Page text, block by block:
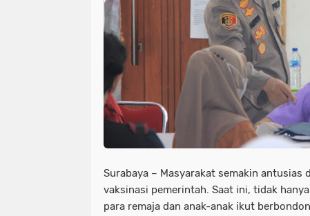
Surabaya – Masyarakat semakin antusias
vaksinasi pemerintah. Saat ini, tidak
para remaja dan anak-anak ikut